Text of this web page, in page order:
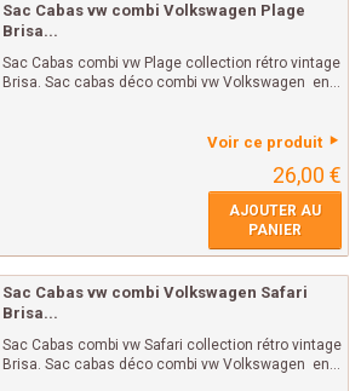
Sac Cabas vw combi Volkswagen Plage
Brisa...
Sac Cabas combi vw Plage collection rétro vintage
Brisa. Sac cabas déco combi vw Volkswagen en...
Voir ce produit
26,00 €
AJOUTER AU
PANIER
Sac Cabas vw combi Volkswagen Safari
Brisa...
Sac Cabas combi vw Safari collection rétro vintage
Brisa. Sac cabas déco combi vw Volkswagen en...